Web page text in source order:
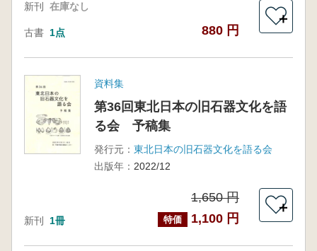
新刊 在庫なし
古書 1点 880 円
＋
資料集
第36回東北日本の旧石器文化を語
る会 予稿集
発行元： 東北日本の旧石器文化を語る会
出版年： 2022/12
新刊 1冊
1,650 円
特価 1,100 円
＋